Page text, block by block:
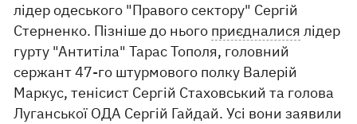
лідер одеського "Правого сектору" Сергій
Стерненко. Пізніше до нього приєдналися лідер
гурту "Антитіла" Тарас Тополя, головний
сержант 47-го штурмового полку Валерій
Маркус, тенісист Сергій Стаховський та голова
Луганської ОДА Сергій Гайдай. Усі вони заявили